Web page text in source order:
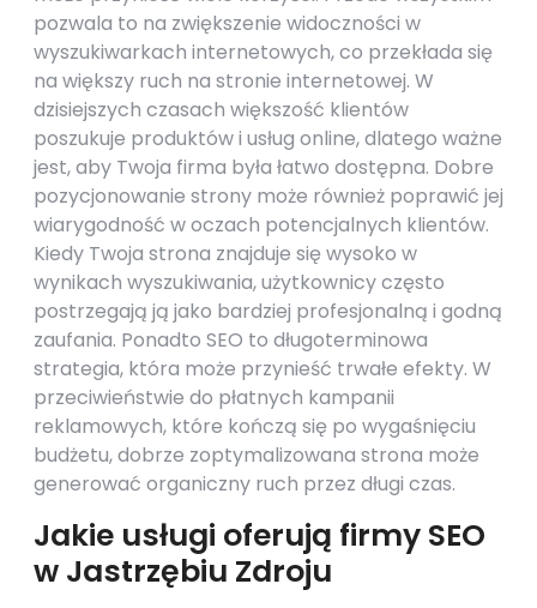
pozwala to na zwiększenie widoczności w
wyszukiwarkach internetowych, co przekłada się
na większy ruch na stronie internetowej. W
dzisiejszych czasach większość klientów
poszukuje produktów i usług online, dlatego ważne
jest, aby Twoja firma była łatwo dostępna. Dobre
pozycjonowanie strony może również poprawić jej
wiarygodność w oczach potencjalnych klientów.
Kiedy Twoja strona znajduje się wysoko w
wynikach wyszukiwania, użytkownicy często
postrzegają ją jako bardziej profesjonalną i godną
zaufania. Ponadto SEO to długoterminowa
strategia, która może przynieść trwałe efekty. W
przeciwieństwie do płatnych kampanii
reklamowych, które kończą się po wygaśnięciu
budżetu, dobrze zoptymalizowana strona może
generować organiczny ruch przez długi czas.
Jakie usługi oferują firmy SEO
w Jastrzębiu Zdroju